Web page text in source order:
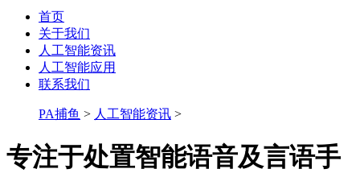
首页
关于我们
人工智能资讯
人工智能应用
联系我们
PA捕鱼 > 人工智能资讯 >
专注于处置智能语音及言语手